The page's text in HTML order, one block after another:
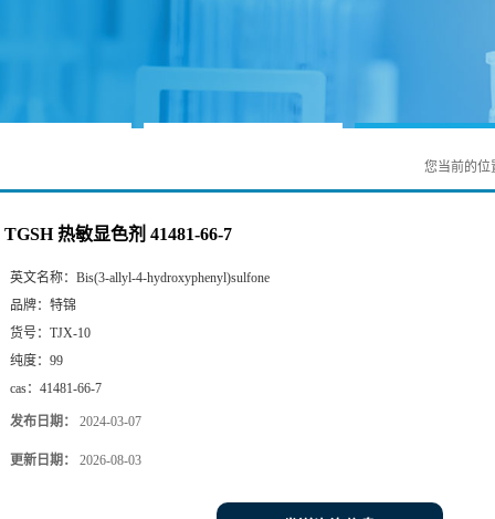
您当前的位
TGSH 热敏显色剂 41481-66-7
英文名称： Bis(3-allyl-4-hydroxyphenyl)sulfone
品牌： 特锦
货号： TJX-10
纯度： 99
cas： 41481-66-7
发布日期： 2024-03-07
更新日期： 2026-08-03